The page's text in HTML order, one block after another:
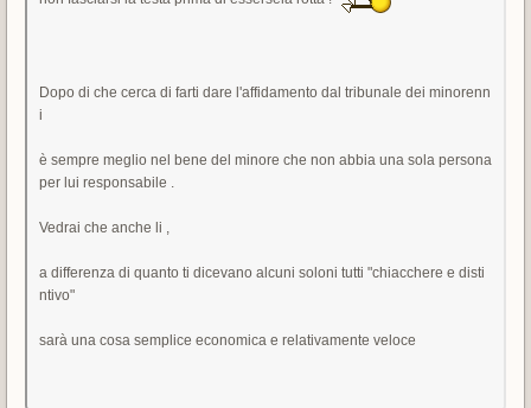
Dopo di che cerca di farti dare l'affidamento dal tribunale dei minorenn
i
è sempre meglio nel bene del minore che non abbia una sola persona
per lui responsabile .
Vedrai che anche li ,
a differenza di quanto ti dicevano alcuni soloni tutti "chiacchere e disti
ntivo"
sarà una cosa semplice economica e relativamente veloce